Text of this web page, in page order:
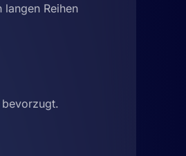
Reihen
bevorzugt.